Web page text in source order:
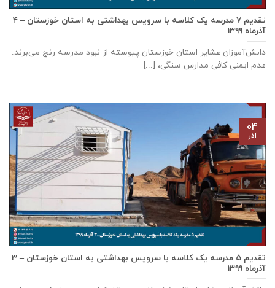
تقدیم ۷ مدرسه یک کلاسه با سرويس بهداشتی به استان خوزستان – ۴
آذر‌ماه ۱۳۹۹
دانش‌آموزان عشایر استان خوزستان پيوسته از نبود مدرسه رنج می‌برند.
عدم ایمنی کافی مدارس سنگی، [...]
تقدیم ۵ مدرسه یک کلاسه با سرويس بهداشتی به استان خوزستان – ۳
آذر‌ماه ۱۳۹۹
۰۴
آذر